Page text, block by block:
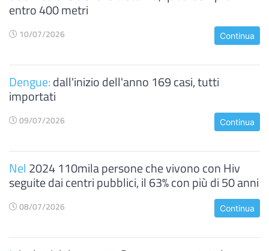
entro 400 metri
10/07/2026 Continua
Dengue:dall'inizio dell'anno 169 casi, tutti
importati
09/07/2026 Continua
Nel 2024 110mila persone che vivono con Hiv
seguite dai centri pubblici, il 63% con più di 50 anni
08/07/2026 Continua